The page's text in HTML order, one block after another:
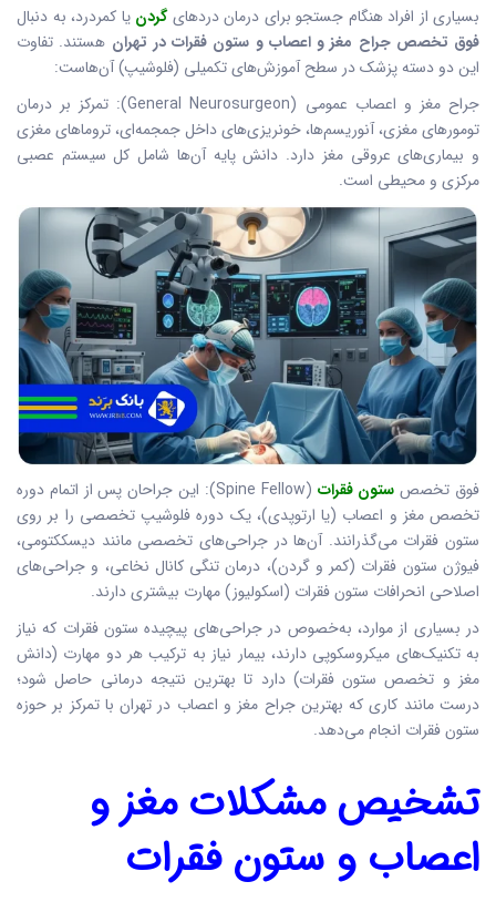
بسیاری از افراد هنگام جستجو برای درمان دردهایگردن یا کمردرد، به دنبال
فوق تخصص جراح مغز و اعصاب و ستون فقرات در تهران هستند. تفاوت
این دو دسته پزشک در سطح آموزش‌های تکمیلی (فلوشیپ) آن‌هاست:
جراح مغز و اعصاب عمومی (General Neurosurgeon): تمرکز بر درمان
تومورهای مغزی، آنوریسم‌ها، خونریزی‌های داخل جمجمه‌ای، تروماهای مغزی
و بیماری‌های عروقی مغز دارد. دانش پایه آن‌ها شامل کل سیستم عصبی
مرکزی و محیطی است.
فوق تخصص ستون فقرات
(Spine Fellow): این جراحان پس از اتمام دوره
تخصص مغز و اعصاب (یا ارتوپدی)، یک دوره فلوشیپ تخصصی را بر روی
ستون فقرات می‌گذرانند. آن‌ها در جراحی‌های تخصصی مانند دیسککتومی،
فیوژن ستون فقرات (کمر و گردن)، درمان تنگی کانال نخاعی، و جراحی‌های
اصلاحی انحرافات ستون فقرات (اسکولیوز) مهارت بیشتری دارند.
در بسیاری از موارد، به‌خصوص در جراحی‌های پیچیده ستون فقرات که نیاز
به تکنیک‌های میکروسکوپی دارند، بیمار نیاز به ترکیب هر دو مهارت (دانش
مغز و تخصص ستون فقرات) دارد تا بهترین نتیجه درمانی حاصل شود؛
درست مانند کاری که بهترین جراح مغز و اعصاب در تهران با تمرکز بر حوزه
ستون فقرات انجام می‌دهد.
تشخیص مشکلات مغز و
اعصاب و ستون فقرات